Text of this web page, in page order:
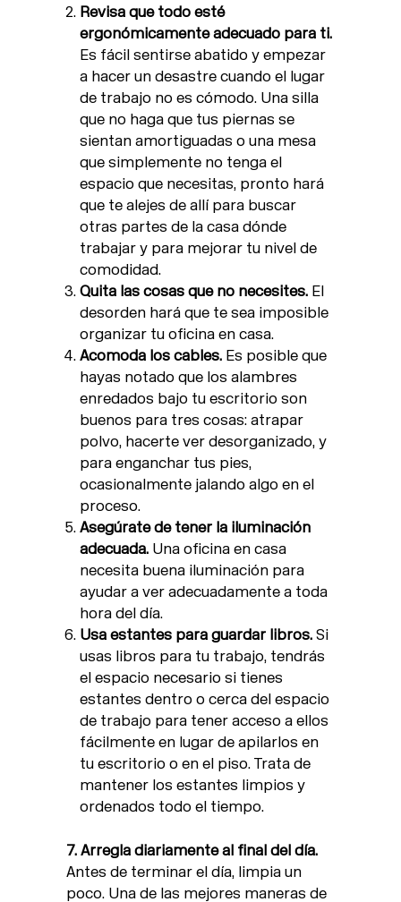
Revisa que todo esté
ergonómicamente adecuado para ti.
Es fácil sentirse abatido y empezar
a hacer un desastre cuando el lugar
de trabajo no es cómodo. Una silla
que no haga que tus piernas se
sientan amortiguadas o una mesa
que simplemente no tenga el
espacio que necesitas, pronto hará
que te alejes de allí para buscar
otras partes de la casa dónde
trabajar y para mejorar tu nivel de
comodidad.
Quita las cosas que no necesites. El
desorden hará que te sea imposible
organizar tu oficina en casa.
Acomoda los cables. Es posible que
hayas notado que los alambres
enredados bajo tu escritorio son
buenos para tres cosas: atrapar
polvo, hacerte ver desorganizado, y
para enganchar tus pies,
ocasionalmente jalando algo en el
proceso.
Asegúrate de tener la iluminación
adecuada. Una oficina en casa
necesita buena iluminación para
ayudar a ver adecuadamente a toda
hora del día.
Usa estantes para guardar libros. Si
usas libros para tu trabajo, tendrás
el espacio necesario si tienes
estantes dentro o cerca del espacio
de trabajo para tener acceso a ellos
fácilmente en lugar de apilarlos en
tu escritorio o en el piso. Trata de
mantener los estantes limpios y
ordenados todo el tiempo.
7. Arregla diariamente al final del día.
Antes de terminar el día, limpia un
poco. Una de las mejores maneras de